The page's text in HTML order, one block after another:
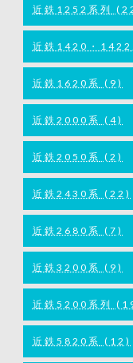
近鉄1252系列
近鉄1420・1422
近鉄1620系 (9)
近鉄2000系 (4)
近鉄2050系 (2)
近鉄2430系 (22)
近鉄2680系 (7)
近鉄3200系 (9)
近鉄5200系列
近鉄5820系 (12)